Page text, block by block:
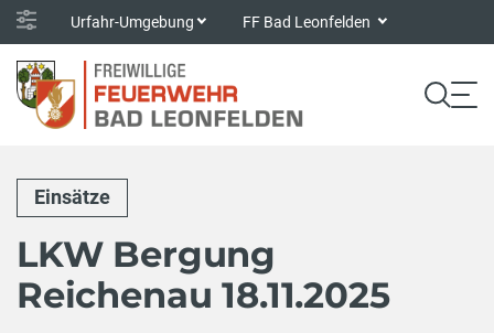
Urfahr-Umgebung FF Bad Leonfelden
Einsätze
LKW Bergung
Reichenau 18.11.2025